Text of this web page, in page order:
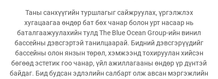
Таны санхүүгийн туршлагыг сайжруулах, үргэлжлэх
хугацаагаа өндөр бат бөх чанар болон урт насаар нь
баталгаажуулахийн тулд The Blue Ocean Group-ийн винил
бассейны дэвсгэртэй танилцаарай. Бидний дэвсгэрүүдийг
бассейны олон янзын төрөл, хэмжээнд тохируулан хийсэн
бөгөөд эстетик гоо чанар, үйл ажиллагааны өндөр үр дүнтэй
байдаг. Бид будсан эдлэлийн салбарт олж авсан мэргэжлийн